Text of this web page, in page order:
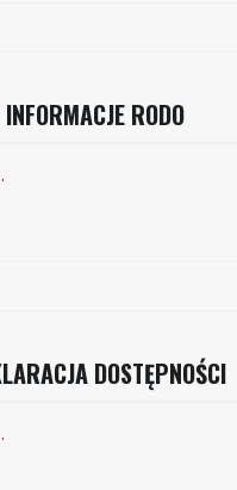
INFORMACJE RODO
DOSTĘPNOŚCI